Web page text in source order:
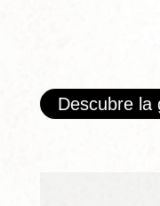
Descubre la